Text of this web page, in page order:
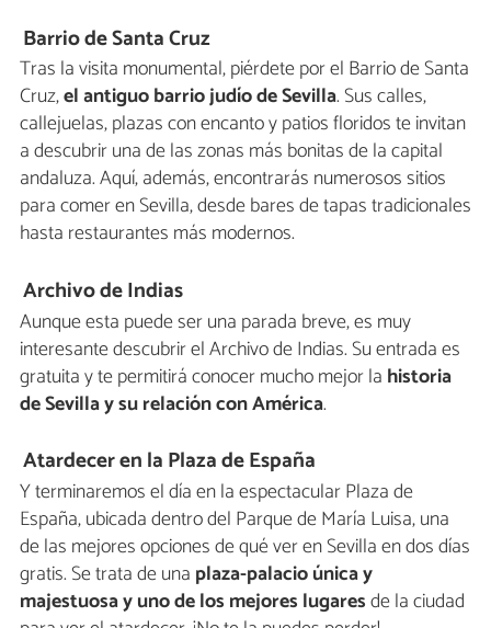
Barrio de Santa Cruz
Tras la visita monumental, piérdete por el Barrio de Santa
Cruz,el antiguo barrio judío de Sevilla. Sus calles,
callejuelas, plazas con encanto y patios floridos te invitan
a descubrir una de las zonas más bonitas de la capital
andaluza. Aquí, además, encontrarás numerosos sitios
para comer en Sevilla, desde bares de tapas tradicionales
hasta restaurantes más modernos.
Archivo de Indias
Aunque esta puede ser una parada breve, es muy
interesante descubrir el Archivo de Indias. Su entrada es
gratuita y te permitirá conocer mucho mejor la historia
de Sevilla y su relación con América.
Atardecer en la Plaza de España
Y terminaremos el día en la espectacular Plaza de
España, ubicada dentro del Parque de María Luisa, una
de las mejores opciones de qué ver en Sevilla en dos días
gratis. Se trata de una plaza-palacio única y
majestuosa y uno de los mejores lugaresde la ciudad